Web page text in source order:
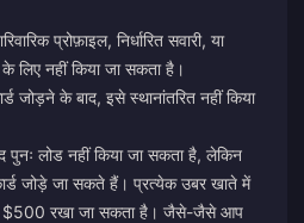
प्रोफ़ाइल, निर्धारित सवारी, या
के लिए नहीं किया जा सकता है।
जोड़ने के बाद, इसे स्थानांतरित नहीं किया
पुनः लोड नहीं किया जा सकता है, लेकिन
जोड़े जा सकते हैं। प्रत्येक उबर खाते में
$500 रखा जा सकता है। जैसे-जैसे आप